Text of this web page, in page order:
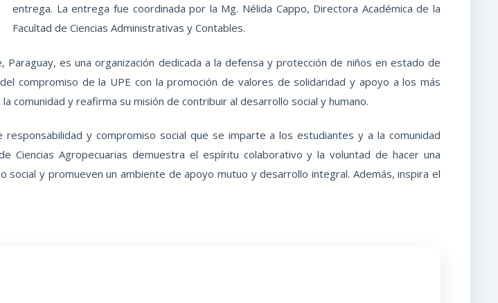
entrega. La entrega fue coordinada por la Mg. Nélida Cappo, Directora Académica de la
Facultad de Ciencias Administrativas y Contables.
Paraguay, es una organización dedicada a la defensa y protección de niños en estado de
compromiso de la UPE con la promoción de valores de solidaridad y apoyo a los más
comunidad y reafirma su misión de contribuir al desarrollo social y humano.
y compromiso social que se imparte a los estudiantes y a la comunidad
Ciencias Agropecuarias demuestra el espíritu colaborativo y la voluntad de hacer una
y promueven un ambiente de apoyo mutuo y desarrollo integral. Además, inspira el